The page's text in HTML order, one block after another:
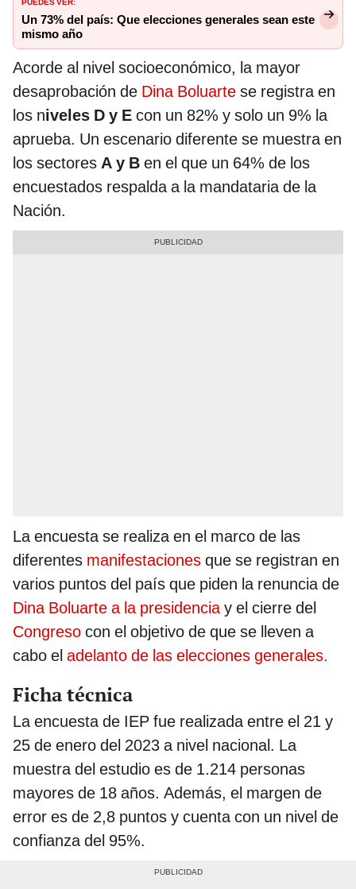
Un 73% del país: Que elecciones generales sean este
mismo año
Acorde al nivel socioeconómico, la mayor
desaprobación de Dina Boluarte se registra en
los niveles D y E con un 82% y solo un 9% la
aprueba. Un escenario diferente se muestra en
los sectores A y B en el que un 64% de los
encuestados respalda a la mandataria de la
Nación.
La encuesta se realiza en el marco de las
diferentes manifestaciones que se registran en
varios puntos del país que piden la renuncia de
Dina Boluarte a la presidenciay el cierre del
Congreso con el objetivo de que se lleven a
cabo el adelanto de las elecciones generales.
Ficha técnica
La encuesta de IEP fue realizada entre el 21 y
25 de enero del 2023 a nivel nacional. La
muestra del estudio es de 1.214 personas
mayores de 18 años. Además, el margen de
error es de 2,8 puntos y cuenta con un nivel de
confianza del 95%.